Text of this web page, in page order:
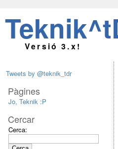
Versió 3.x!
Tweets by @teknik_tdr
Pàgines
Jo, Teknik :P
Cercar
Cerca: